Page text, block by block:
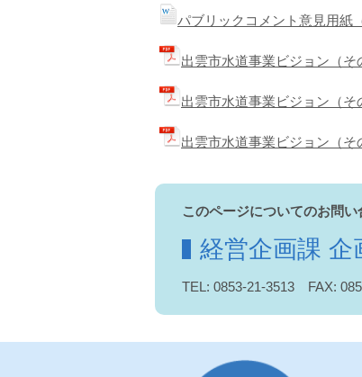
パブリックコメント意見用紙
出雲市水道事業ビジョン（そ
出雲市水道事業ビジョン（そ
出雲市水道事業ビジョン（そ
このページについてのお問
経営企画課 企
TEL: 0853-21-3513 FAX: